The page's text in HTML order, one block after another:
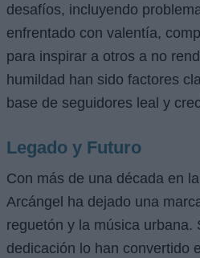
desafíos, incluyendo
enfrentado con valentía,
para inspirar a otros a no
humildad han sido factores
base de seguidores leal y
Legado y Futuro
Con más de una década en
Arcángel ha dejado una
reguetón y la música urbana.
dedicación lo han convertido